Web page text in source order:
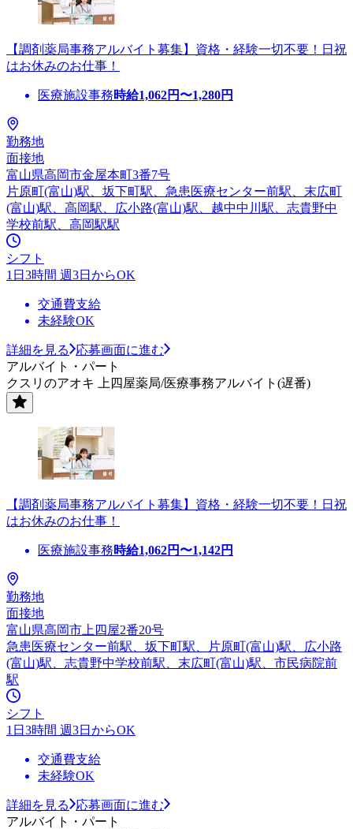
【調剤薬局事務アルバイト募集】資格・経験一切不要！日祝
はお休みのお仕事！
医療施設事務時給1,062円〜1,280円
勤務地
面接地
富山県高岡市金屋本町3番7号
片原町(富山)駅、坂下町駅、急患医療センター前駅、末広町
(富山)駅、高岡駅、広小路(富山)駅、越中中川駅、志貴野中
学校前駅、高岡駅駅
シフト
1日3時間 週3日からOK
交通費支給
未経験OK
詳細を見る
応募画面に進む
アルバイト・パート
クスリのアオキ 上四屋薬局/医療事務アルバイト(遅番)
【調剤薬局事務アルバイト募集】資格・経験一切不要！日祝
はお休みのお仕事！
医療施設事務時給1,062円〜1,142円
勤務地
面接地
富山県高岡市上四屋2番20号
急患医療センター前駅、坂下町駅、片原町(富山)駅、広小路
(富山)駅、志貴野中学校前駅、末広町(富山)駅、市民病院前
駅
シフト
1日3時間 週3日からOK
交通費支給
未経験OK
詳細を見る
応募画面に進む
アルバイト・パート